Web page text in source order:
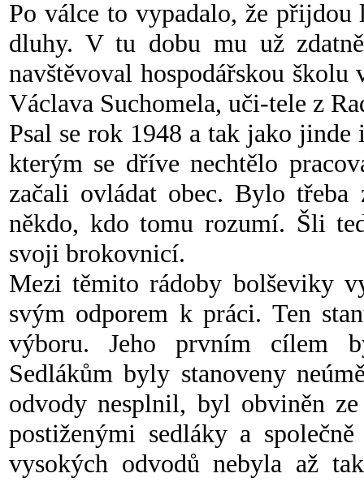
Po válce to vypadalo, že
dluhy. V tu dobu mu už
navštěvoval hospodářskou
Václava Suchomela, uči-tele z
Psal se rok 1948 a tak jako
kterým se dříve nechtělo
začali ovládat obec. Bylo
někdo, kdo tomu rozumí. Šli
svoji brokovnicí.
Mezi těmito rádoby bolševiky
svým odporem k práci. Ten
výboru. Jeho prvním cílem
Sedlákům byly stanoveny
odvody nesplnil, byl obviněn
postiženými sedláky a
vysokých odvodů nebyla až